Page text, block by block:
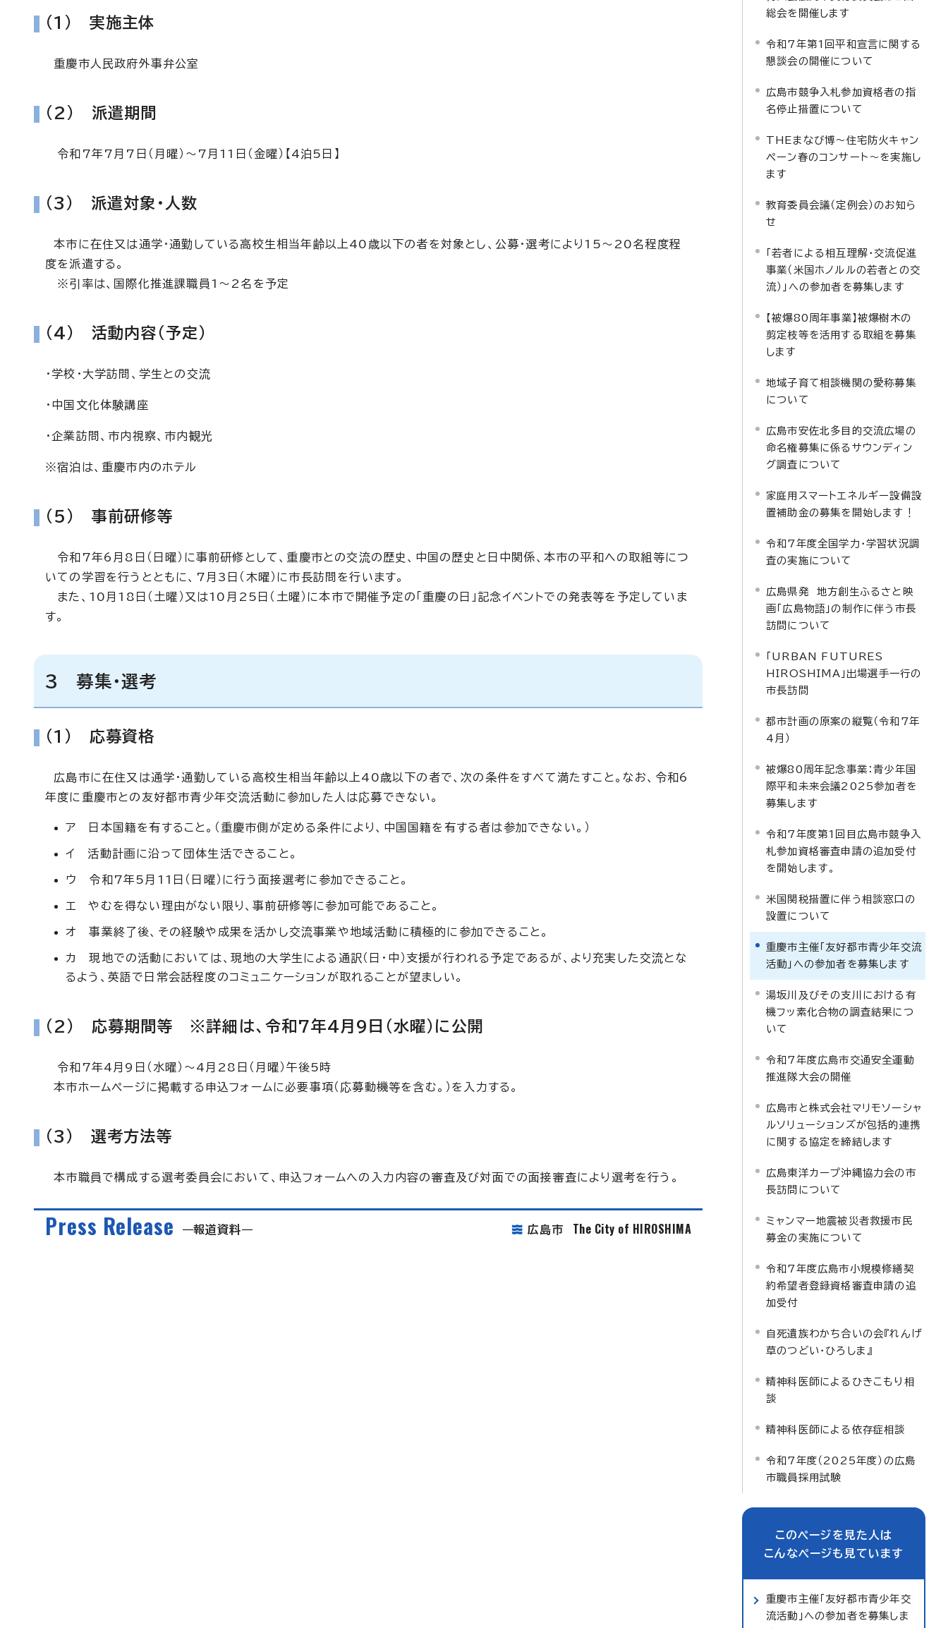
(1) 実施主体
重慶市人民政府外事弁公室
(2) 派遣期間
令和7年7月7日（月曜）～7月11日（金曜）【4泊5日】
(3) 派遣対象・人数
本市に在住又は通学・通勤している高校生相当年齢以上40歳以下の者を対象とし、公募・選考により15～20名程度程
度を派遣する。
※引率は、国際化推進課職員1～2名を予定
(4) 活動内容（予定）
・学校・大学訪問、学生との交流
・中国文化体験講座
・企業訪問、市内視察、市内観光
※宿泊は、重慶市内のホテル
(5) 事前研修等
令和7年6月8日（日曜）に事前研修として、重慶市との交流の歴史、中国の歴史と日中関係、本市の平和への取組等につ
いての学習を行うとともに、7月3日（木曜）に市長訪問を行います。
また、10月18日（土曜）又は10月25日（土曜）に本市で開催予定の「重慶の日」記念イベントでの発表等を予定していま
す。
3 募集・選考
(1) 応募資格
広島市に在住又は通学・通勤している高校生相当年齢以上40歳以下の者で、次の条件をすべて満たすこと。なお、令和6
年度に重慶市との友好都市青少年交流活動に参加した人は応募できない。
ア 日本国籍を有すること。（重慶市側が定める条件により、中国国籍を有する者は参加できない。）
イ 活動計画に沿って団体生活できること。
ウ 令和7年5月11日（日曜）に行う面接選考に参加できること。
エ やむを得ない理由がない限り、事前研修等に参加可能であること。
オ 事業終了後、その経験や成果を活かし交流事業や地域活動に積極的に参加できること。
カ 現地での活動においては、現地の大学生による通訳（日・中）支援が行われる予定であるが、より充実した交流とな
るよう、英語で日常会話程度のコミュニケーションが取れることが望ましい。
(2) 応募期間等 ※詳細は、令和7年4月9日（水曜）に公開
令和7年4月9日（水曜）～4月28日（月曜）午後5時
本市ホームページに掲載する申込フォームに必要事項（応募動機等を含む。）を入力する。
(3) 選考方法等
本市職員で構成する選考委員会において、申込フォームへの入力内容の審査及び対面での面接審査により選考を行う。
Press Release 報道資料 広島市 The City of HIROSHIMA
総会を開催します
令和7年第1回平和宣言に関する
懇談会の開催について
広島市競争入札参加資格者の指
名停止措置について
THEまなび博～住宅防火キャン
ペーン春のコンサート～を実施し
ます
教育委員会議（定例会）のお知ら
せ
「若者による相互理解・交流促進
事業（米国ホノルルの若者との交
流）」への参加者を募集します
【被爆80周年事業】被爆樹木の
剪定枝等を活用する取組を募集
します
地域子育て相談機関の愛称募集
について
広島市安佐北多目的交流広場の
命名権募集に係るサウンディン
グ調査について
家庭用スマートエネルギー設備設
置補助金の募集を開始します！
令和7年度全国学力・学習状況調
査の実施について
広島県発 地方創生ふるさと映
画「広島物語」の制作に伴う市長
訪問について
「URBAN FUTURES
HIROSHIMA」出場選手一行の
市長訪問
都市計画の原案の縦覧（令和7年
4月）
被爆80周年記念事業：青少年国
際平和未来会議2025参加者を
募集します
令和7年度第1回目広島市競争入
札参加資格審査申請の追加受付
を開始します。
米国関税措置に伴う相談窓口の
設置について
重慶市主催「友好都市青少年交流
活動」への参加者を募集します
湯坂川及びその支川における有
機フッ素化合物の調査結果につ
いて
令和7年度広島市交通安全運動
推進隊大会の開催
広島市と株式会社マリモソーシャ
ルソリューションズが包括的連携
に関する協定を締結します
広島東洋カープ沖縄協力会の市
長訪問について
ミャンマー地震被災者救援市民
募金の実施について
令和7年度広島市小規模修繕契
約希望者登録資格審査申請の追
加受付
自死遺族わかち合いの会『れんげ
草のつどい・ひろしま』
精神科医師によるひきこもり相
談
精神科医師による依存症相談
令和7年度（2025年度）の広島
市職員採用試験
このページを見た人は
こんなページも見ています
重慶市主催「友好都市青少年交
流活動」への参加者を募集しま